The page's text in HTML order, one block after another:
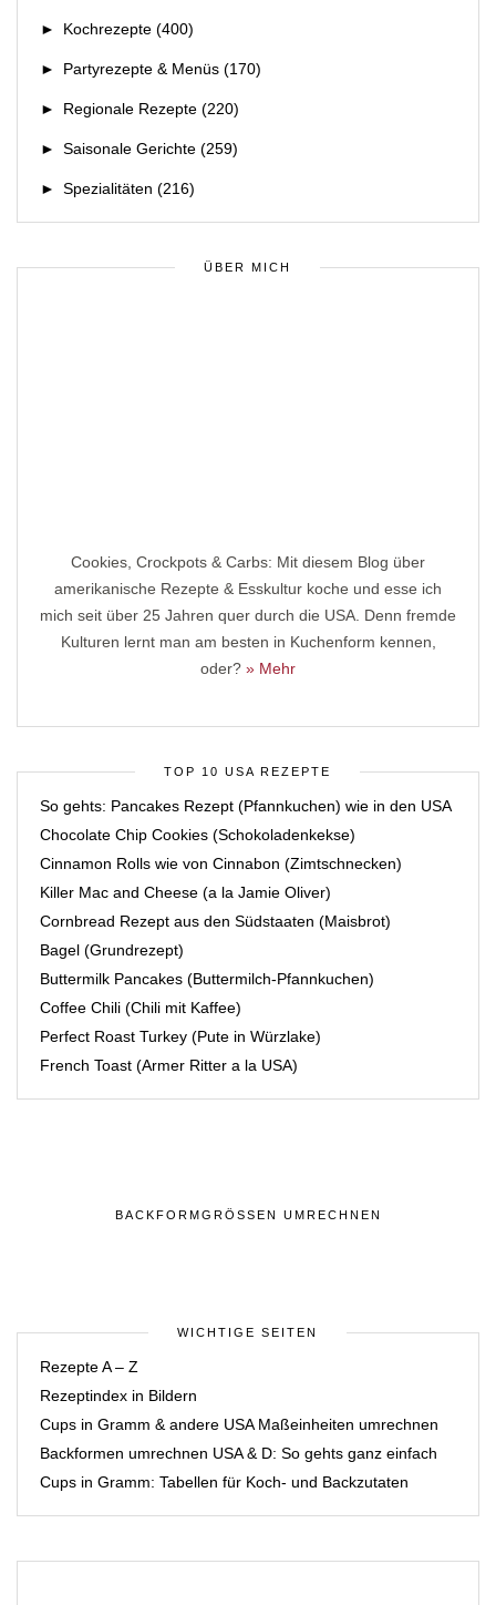
► Kochrezepte (400)
► Partyrezepte & Menüs (170)
► Regionale Rezepte (220)
► Saisonale Gerichte (259)
► Spezialitäten (216)
ÜBER MICH
Cookies, Crockpots & Carbs: Mit diesem Blog über
amerikanische Rezepte & Esskultur koche und esse ich
mich seit über 25 Jahren quer durch die USA. Denn fremde
Kulturen lernt man am besten in Kuchenform kennen,
oder? » Mehr
TOP 10 USA REZEPTE
So gehts: Pancakes Rezept (Pfannkuchen) wie in den USA
Chocolate Chip Cookies (Schokoladenkekse)
Cinnamon Rolls wie von Cinnabon (Zimtschnecken)
Killer Mac and Cheese (a la Jamie Oliver)
Cornbread Rezept aus den Südstaaten (Maisbrot)
Bagel (Grundrezept)
Buttermilk Pancakes (Buttermilch-Pfannkuchen)
Coffee Chili (Chili mit Kaffee)
Perfect Roast Turkey (Pute in Würzlake)
French Toast (Armer Ritter a la USA)
BACKFORMGRÖSSEN UMRECHNEN
WICHTIGE SEITEN
Rezepte A – Z
Rezeptindex in Bildern
Cups in Gramm & andere USA Maßeinheiten umrechnen
Backformen umrechnen USA & D: So gehts ganz einfach
Cups in Gramm: Tabellen für Koch- und Backzutaten